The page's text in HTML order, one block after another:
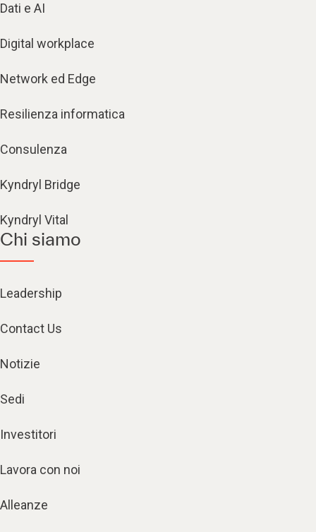
Dati e AI
Digital workplace
Network ed Edge
Resilienza informatica
Consulenza
Kyndryl Bridge
Kyndryl Vital
Chi siamo
Leadership
Contact Us
Notizie
Sedi
Investitori
Lavora con noi
Alleanze